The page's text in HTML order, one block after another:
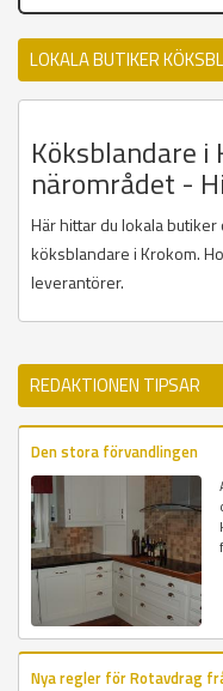
LOKALA BUTIKER
Köksblandare i
närområdet -
Här hittar du lokala
köksblandare i Krokom.
leverantörer.
REDAKTIONEN TIPSAR
Den stora förvandlingen
Nya regler för Rotavdrag